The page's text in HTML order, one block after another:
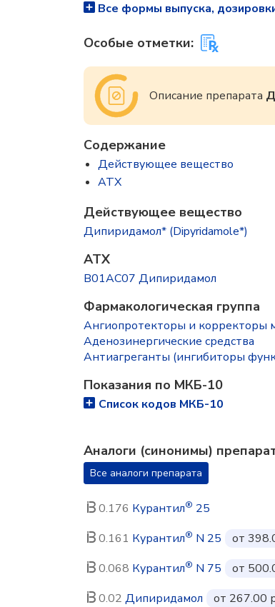
Все формы выпуска,
Особые отметки:
Описание препарата
Содержание
Действующее вещество
ATX
Действующее вещество
Дипиридамол* (Dipyridamole*)
ATX
B01AC07 Дипиридамол
Фармакологическая группа
Ангиопротекторы и корректоры
Аденозинергические средства
Антиагреганты (ингибиторы
Показания по МКБ-10
Список кодов МКБ-10
Аналоги (синонимы)
Все аналоги препарата
0.176 Курантил® 25
0.161 Курантил® N 25
от
0.068 Курантил® N 75
от
0.02 Дипиридамол
от 267.00